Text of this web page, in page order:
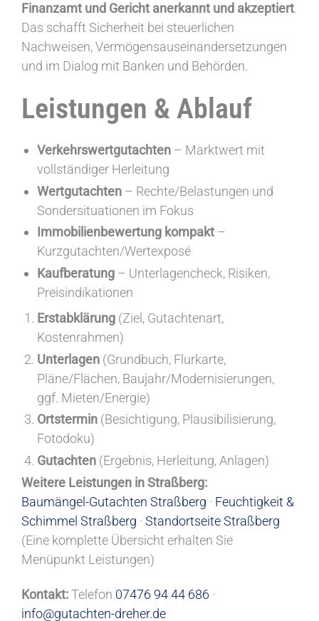
Finanzamt und Gericht anerkannt und akzeptiert.
Das schafft Sicherheit bei steuerlichen
Nachweisen, Vermögensauseinandersetzungen
und im Dialog mit Banken und Behörden.
Leistungen & Ablauf
Verkehrswertgutachten– Marktwert mit
vollständiger Herleitung
Wertgutachten– Rechte/Belastungen und
Sondersituationen im Fokus
Immobilienbewertung kompakt–
Kurzgutachten/Wertexposé
Kaufberatung– Unterlagencheck, Risiken,
Preisindikationen
Erstabklärung(Ziel, Gutachtenart,
Kostenrahmen)
Unterlagen(Grundbuch, Flurkarte,
Pläne/Flächen, Baujahr/Modernisierungen,
ggf. Mieten/Energie)
Ortstermin(Besichtigung, Plausibilisierung,
Fotodoku)
Gutachten(Ergebnis, Herleitung, Anlagen)
Weitere Leistungen in Straßberg:
Baumängel-Gutachten Straßberg · Feuchtigkeit &
Schimmel Straßberg · Standortseite Straßberg
(Eine komplette Übersicht erhalten Sie
Menüpunkt Leistungen)
Kontakt:Telefon 07476 94 44 686 ·
info@gutachten-dreher.de